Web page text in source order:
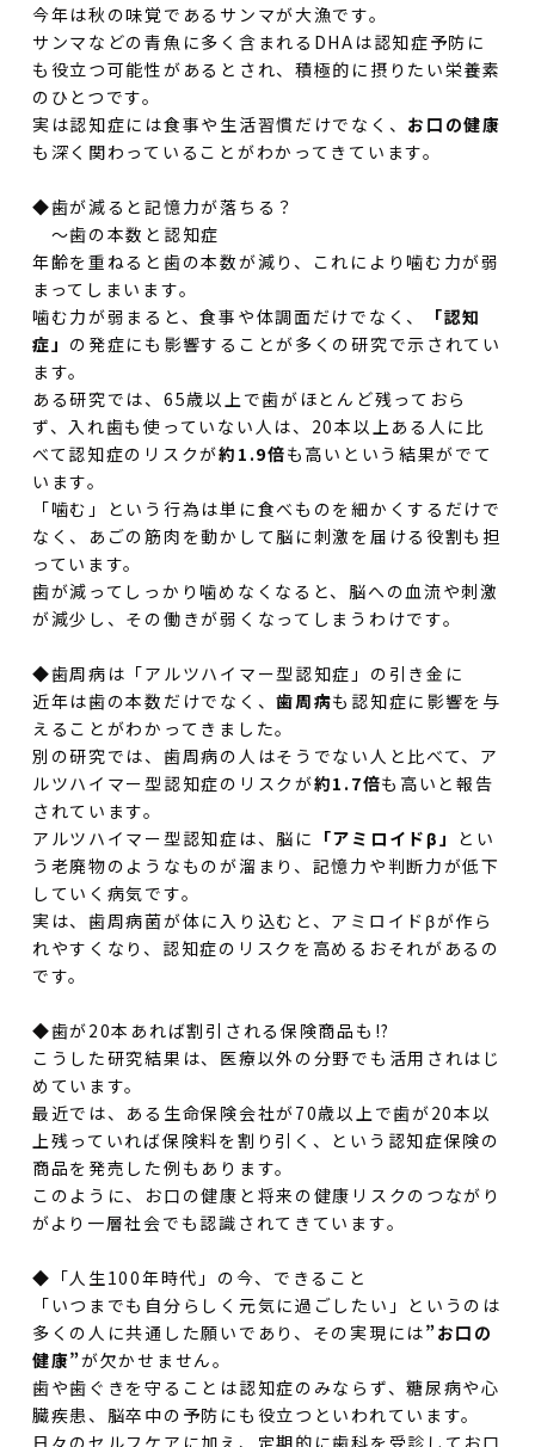
今年は秋の味覚であるサンマが大漁です。
サンマなどの青魚に多く含まれるDHAは認知症予防に
も役立つ可能性があるとされ、積極的に摂りたい栄養素
のひとつです。
実は認知症には食事や生活習慣だけでなく、 お口の健康
も深く関わっていることがわかってきています。
◆歯が減ると記憶力が落ちる？
～歯の本数と認知症
年齢を重ねると歯の本数が減り、これにより噛む力が弱
まってしまいます。
噛む力が弱まると、食事や体調面だけでなく、
「認知
症」 の発症にも影響することが多くの研究で示されてい
ます。
ある研究では、65歳以上で歯がほとんど残っておら
ず、入れ歯も使っていない人は、20本以上ある人に比
べて認知症のリスクが約1.9倍も高いという結果がでて
います。
「噛む」という行為は単に食べものを細かくするだけで
なく、あごの筋肉を動かして脳に刺激を届ける役割も担
っています。
歯が減ってしっかり噛めなくなると、脳への血流や刺激
が減少し、その働きが弱くなってしまうわけです。
◆歯周病は「アルツハイマー型認知症」の引き金に
近年は歯の本数だけでなく、歯周病も認知症に影響を与
えることがわかってきました。
別の研究では、歯周病の人はそうでない人と比べて、ア
ルツハイマー型認知症のリスクが約1.7倍も高いと報告
されています。
アルツハイマー型認知症は、脳に 「アミロイドβ」 とい
う老廃物のようなものが溜まり、記憶力や判断力が低下
していく病気です。
実は、歯周病菌が体に入り込むと、アミロイドβが作ら
れやすくなり、認知症のリスクを高めるおそれがあるの
です。
◆歯が20本あれば割引される保険商品も!?
こうした研究結果は、医療以外の分野でも活用されはじ
めています。
最近では、ある生命保険会社が70歳以上で歯が20本以
上残っていれば保険料を割り引く、という認知症保険の
商品を発売した例もあります。
このように、お口の健康と将来の健康リスクのつながり
がより一層社会でも認識されてきています。
◆「人生100年時代」の今、できること
「いつまでも自分らしく元気に過ごしたい」というのは
多くの人に共通した願いであり、その実現には”お口の
健康”が欠かせません。
歯や歯ぐきを守ることは認知症のみならず、糖尿病や心
臓疾患、脳卒中の予防にも役立つといわれています。
日々のセルフケアに加え、定期的に歯科を受診してお口